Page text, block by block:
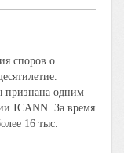
споров о
признана одним
ICANN. За время
16 тыс.